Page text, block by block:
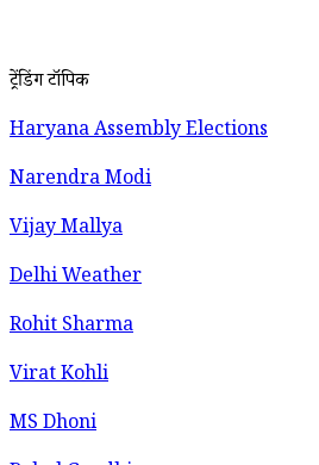
ट्रेंडिंग टॉपिक
Haryana Assembly Elections
Narendra Modi
Vijay Mallya
Delhi Weather
Rohit Sharma
Virat Kohli
MS Dhoni